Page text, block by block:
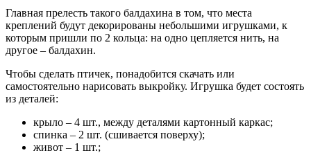
Главная прелесть такого балдахина в том, что места
креплений будут декорированы небольшими игрушками, к
которым пришли по 2 кольца: на одно цепляется нить, на
другое – балдахин.
Чтобы сделать птичек, понадобится скачать или
самостоятельно нарисовать выкройку. Игрушка будет состоять
из деталей:
крыло – 4 шт., между деталями картонный каркас;
спинка – 2 шт. (сшивается поверху);
живот – 1 шт.;